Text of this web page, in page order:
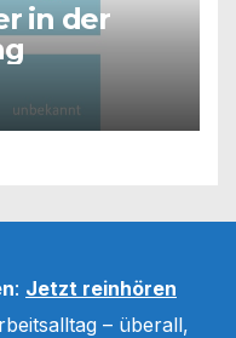
in der
: Jetzt reinhören
– überall,